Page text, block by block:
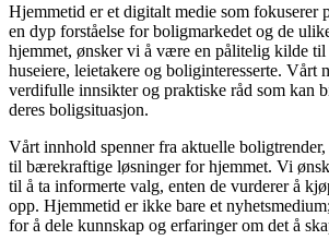
Hjemmetid er et digitalt medie som fokuserer
en dyp forståelse for boligmarkedet og de
hjemmet, ønsker vi å være en pålitelig kilde
huseiere, leietakere og boliginteresserte. Vårt
verdifulle innsikter og praktiske råd som kan
deres boligsituasjon.
Vårt innhold spenner fra aktuelle
til bærekraftige løsninger for hjemmet. Vi
til å ta informerte valg, enten de vurderer å
opp. Hjemmetid er ikke bare et
for å dele kunnskap og erfaringer om det å